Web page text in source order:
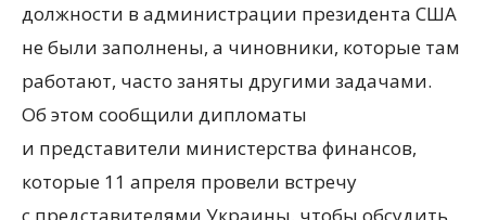
должности в администрации президента США
не были заполнены, а чиновники, которые там
работают, часто заняты другими задачами.
Об этом сообщили дипломаты
и представители министерства финансов,
которые 11 апреля провели встречу